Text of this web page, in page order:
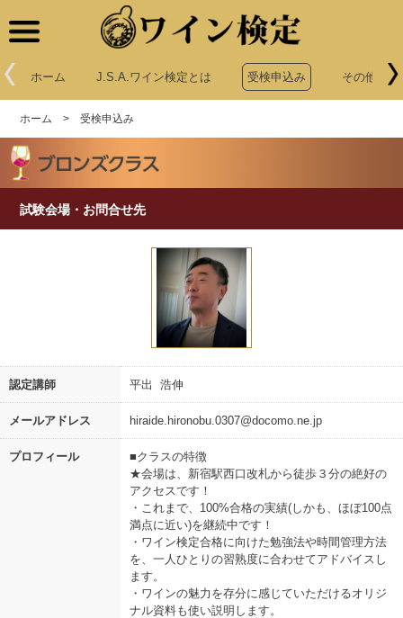
ホーム J.S.A.ワイン検定とは 受検申込み その他申込
ホーム >受検申込み
試験会場・お問合せ先
認定講師 平出 浩伸
メールアドレス hiraide.hironobu.0307@docomo.ne.jp
プロフィール
■クラスの特徴
★会場は、新宿駅西口改札から徒歩３分の絶好の
アクセスです！
・これまで、100%合格の実績(しかも、ほぼ100点
満点に近い)を継続中です！
・ワイン検定合格に向けた勉強法や時間管理方法
を、一人ひとりの習熟度に合わせてアドバイスし
ます。
・ワインの魅力を存分に感じていただけるオリジ
ナル資料も使い説明します。